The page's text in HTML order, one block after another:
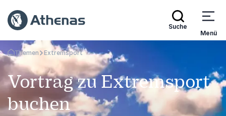
Suche
Menü
Zurück zur Startseite
Themen Extremsport
Vortrag zu Extremsport
buchen